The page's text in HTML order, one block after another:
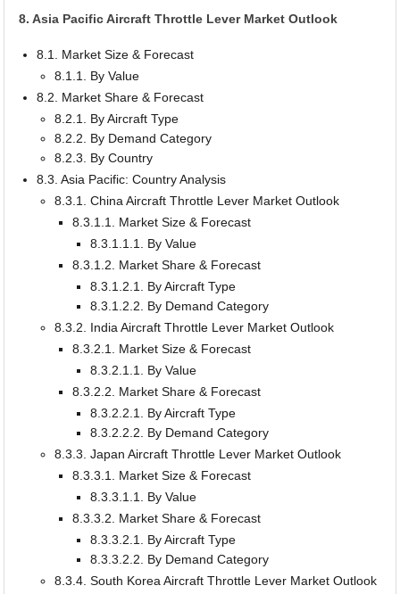
8. Asia Pacific Aircraft Throttle Lever Market Outlook
8.1. Market Size & Forecast
8.1.1. By Value
8.2. Market Share & Forecast
8.2.1. By Aircraft Type
8.2.2. By Demand Category
8.2.3. By Country
8.3. Asia Pacific: Country Analysis
8.3.1. China Aircraft Throttle Lever Market Outlook
8.3.1.1. Market Size & Forecast
8.3.1.1.1. By Value
8.3.1.2. Market Share & Forecast
8.3.1.2.1. By Aircraft Type
8.3.1.2.2. By Demand Category
8.3.2. India Aircraft Throttle Lever Market Outlook
8.3.2.1. Market Size & Forecast
8.3.2.1.1. By Value
8.3.2.2. Market Share & Forecast
8.3.2.2.1. By Aircraft Type
8.3.2.2.2. By Demand Category
8.3.3. Japan Aircraft Throttle Lever Market Outlook
8.3.3.1. Market Size & Forecast
8.3.3.1.1. By Value
8.3.3.2. Market Share & Forecast
8.3.3.2.1. By Aircraft Type
8.3.3.2.2. By Demand Category
8.3.4. South Korea Aircraft Throttle Lever Market Outlook